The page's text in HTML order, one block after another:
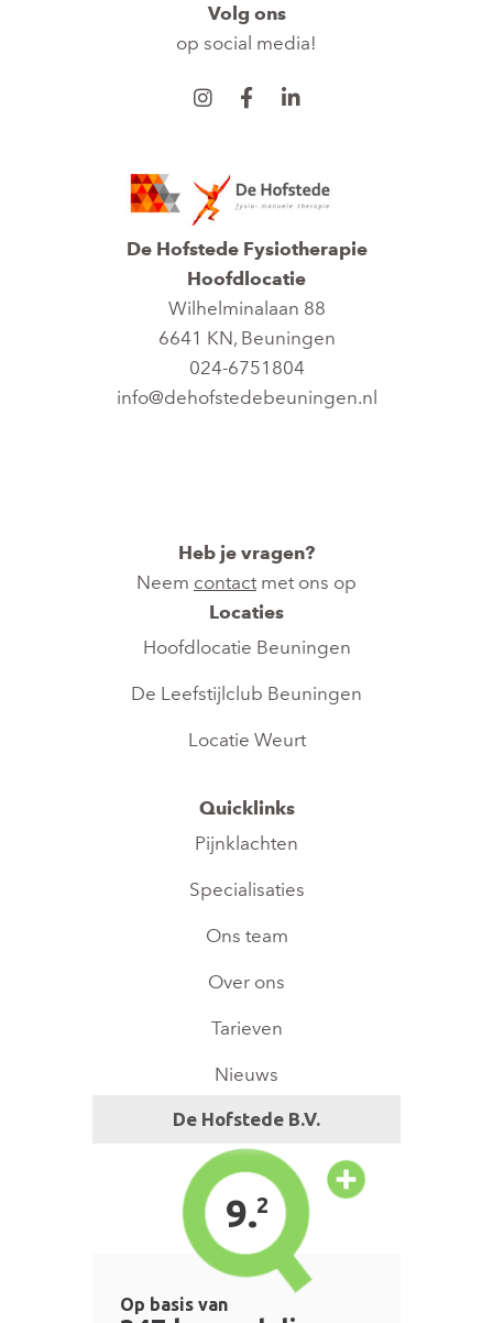
Volg ons
op social media!
De Hofstede Fysiotherapie
Hoofdlocatie
Wilhelminalaan 88
6641 KN, Beuningen
024-6751804
info@dehofstedebeuningen.nl
Heb je vragen?
Neem contact met ons op
Locaties
Hoofdlocatie Beuningen​
De Leefstijlclub Beuningen
Locatie Weurt
Quicklinks
Pijnklachten
Specialisaties
Ons team
Over ons
Tarieven
Nieuws